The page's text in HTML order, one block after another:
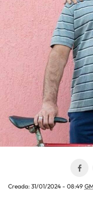
Creada: 31/01/2024 - 08:49